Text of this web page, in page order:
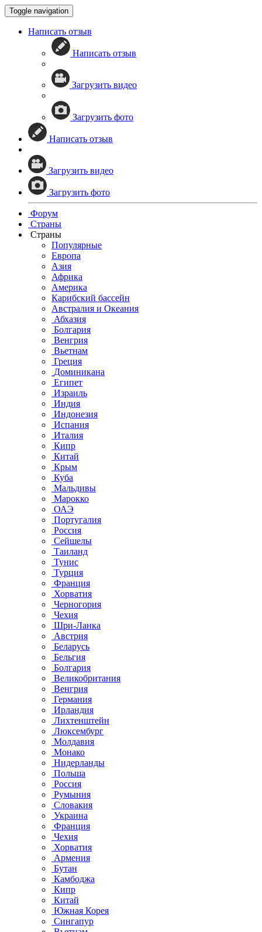
Toggle navigation
Написать отзыв
Написать отзыв
Загрузить видео
Загрузить фото
Написать отзыв
Загрузить видео
Загрузить фото
Форум
Страны
Страны
Популярные
Европа
Азия
Африка
Америка
Карибский бассейн
Австралия и Океания
Абхазия
Болгария
Венгрия
Вьетнам
Греция
Доминикана
Египет
Израиль
Индия
Индонезия
Испания
Италия
Кипр
Китай
Крым
Куба
Мальдивы
Марокко
ОАЭ
Португалия
Россия
Сейшелы
Таиланд
Тунис
Турция
Франция
Хорватия
Черногория
Чехия
Шри-Ланка
Австрия
Беларусь
Бельгия
Болгария
Великобритания
Венгрия
Германия
Ирландия
Лихтенштейн
Люксембург
Молдавия
Монако
Нидерланды
Польша
Россия
Румыния
Словакия
Украина
Франция
Чехия
Хорватия
Армения
Бутан
Камбоджа
Кипр
Китай
Южная Корея
Сингапур